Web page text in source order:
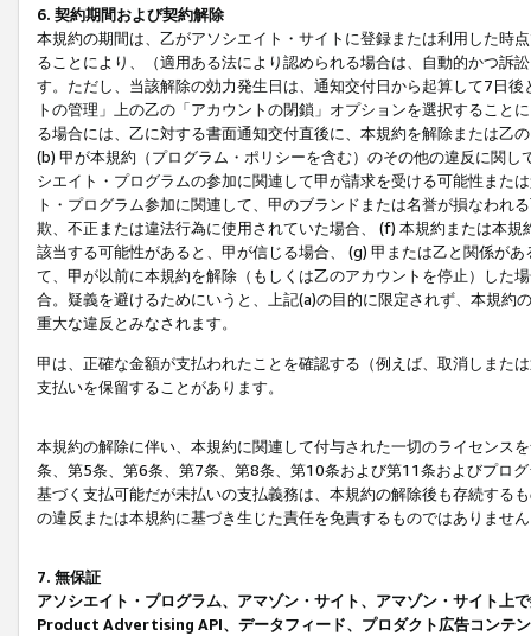
6. 契約期間および契約解除
本規約の期間は、乙がアソシエイト・サイトに登録または利用した時
ることにより、（適用ある法により認められる場合は、自動的かつ訴
す。ただし、当該解除の効力発生日は、通知交付日から起算して7日
トの管理」上の乙の「アカウントの閉鎖」オプションを選択するこ
る場合には、乙に対する書面通知交付直後に、本規約を解除または乙
(b) 甲が本規約（プログラム・ポリシーを含む）のその他の違反に関
シエイト・プログラムの参加に関連して甲が請求を受ける可能性また
ト・プログラム参加に関連して、甲のブランドまたは名誉が損なわれ
欺、不正または違法行為に使用されていた場合、 (f) 本規約または本
該当する可能性があると、甲が信じる場合、 (g) 甲または乙と関係が
て、甲が以前に本規約を解除（もしくは乙のアカウントを停止）した
合。疑義を避けるためにいうと、上記(a)の目的に限定されず、本規
重大な違反とみなされます。
甲は、正確な金額が支払われたことを確認する（例えば、取消しまた
支払いを保留することがあります。
本規約の解除に伴い、本規約に関連して付与された一切のライセンス
条、第5条、第6条、第7条、第8条、第10条および第11条およびプロ
基づく支払可能だが未払いの支払義務は、本規約の解除後も存続する
の違反または本規約に基づき生じた責任を免責するものではありませ
7. 無保証
アソシエイト・プログラム、アマゾン・サイト、アマゾン・サイト上
Product Advertising API、データフィード、プロダクト広告コンテ